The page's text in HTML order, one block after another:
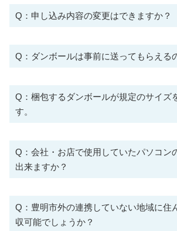
Q：申し込み内容の変更はできますか？
Q：ダンボールは事前に送ってもらえる
Q：梱包するダンボールが規定のサイズ
す。
Q：会社・お店で使用していたパソコン
出来ますか？
Q：豊明市外の連携していない地域に住
収可能でしょうか？